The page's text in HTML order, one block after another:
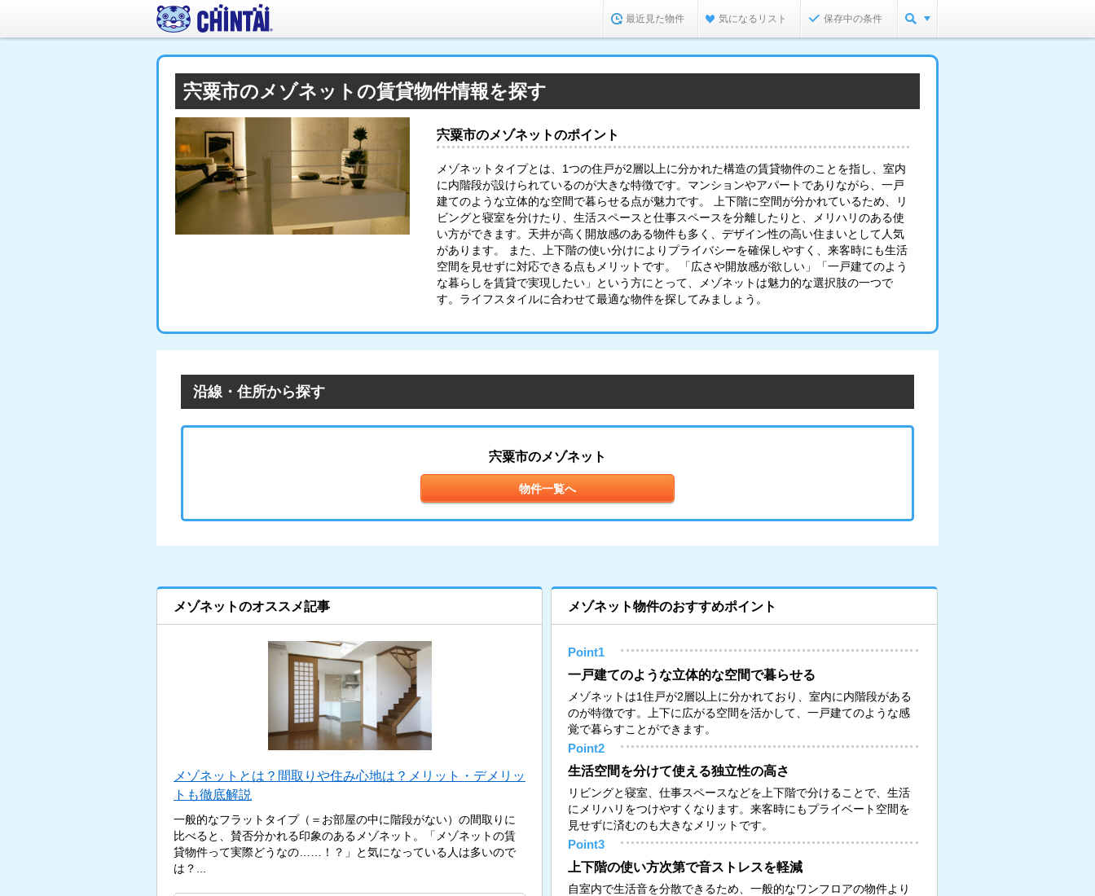
最近見た物件 気になるリスト 保存中の条件
宍粟市のメゾネットの賃貸物件情報を探す
宍粟市のメゾネットのポイント
メゾネットタイプとは、1つの住戸が2層以上に分かれた構造の賃貸物件のことを指し、室内
に内階段が設けられているのが大きな特徴です。マンションやアパートでありながら、一戸
建てのような立体的な空間で暮らせる点が魅力です。 上下階に空間が分かれているため、リ
ビングと寝室を分けたり、生活スペースと仕事スペースを分離したりと、メリハリのある使
い方ができます。天井が高く開放感のある物件も多く、デザイン性の高い住まいとして人気
があります。 また、上下階の使い分けによりプライバシーを確保しやすく、来客時にも生活
空間を見せずに対応できる点もメリットです。 「広さや開放感が欲しい」「一戸建てのよう
な暮らしを賃貸で実現したい」という方にとって、メゾネットは魅力的な選択肢の一つで
す。ライフスタイルに合わせて最適な物件を探してみましょう。
沿線・住所から探す
宍粟市のメゾネット
物件一覧へ
メゾネットのオススメ記事
メゾネットとは？間取りや住み心地は？メリット・デメリッ
トも徹底解説
一般的なフラットタイプ（＝お部屋の中に階段がない）の間取りに
比べると、賛否分かれる印象のあるメゾネット。「メゾネットの賃
貸物件って実際どうなの……！？」と気になっている人は多いので
は？...
メゾネット物件のおすすめポイント
Point1
一戸建てのような立体的な空間で暮らせる
メゾネットは1住戸が2層以上に分かれており、室内に内階段がある
のが特徴です。上下に広がる空間を活かして、一戸建てのような感
覚で暮らすことができます。
Point2
生活空間を分けて使える独立性の高さ
リビングと寝室、仕事スペースなどを上下階で分けることで、生活
にメリハリをつけやすくなります。来客時にもプライベート空間を
見せずに済むのも大きなメリットです。
Point3
上下階の使い方次第で音ストレスを軽減
自室内で生活音を分散できるため、一般的なワンフロアの物件より